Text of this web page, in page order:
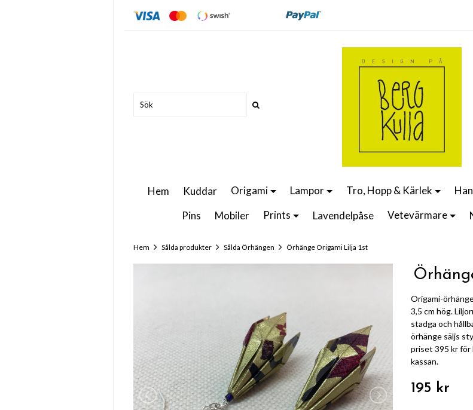
Hem Kuddar Origami Lampor Tro, Hopp & Kärlek
Pins
Mobiler Prints Lavendelpåse Vetevärmare
Hem Sålda produkter Sålda Örhängen Örhänge Origami Lilja 1st
Origami-
3,5 cm hög.
stadga och
örhänge säljs
priset 395 kr för
kassan.
195 kr